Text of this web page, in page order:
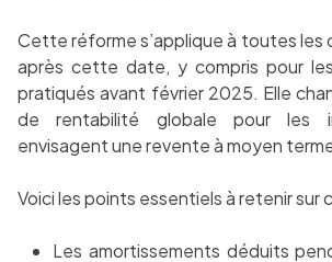
Cette réforme s’applique à toutes les
après cette date, y compris pour
pratiqués avant février 2025. Elle
de rentabilité globale pour les
envisagent une revente à moyen
Voici les points essentiels à retenir sur
Les amortissements déduits